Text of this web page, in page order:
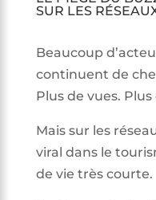
SUR LES
Beaucoup
continuent de
Plus de vues.
Mais sur les
viral dans le
de vie très courte.